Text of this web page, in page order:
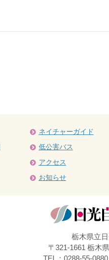
ネイチャーガイド
低公害バス
アクセス
お知らせ
栃木県立
〒321-1661 栃木
TEL：0288-55-